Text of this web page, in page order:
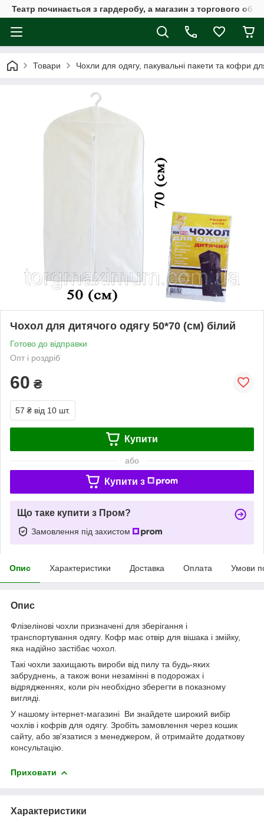
Театр починається з гардеробу, а магазин з торгового
Товари Чохли для одягу, пакувальні пакети та кофри
Чохол для дитячого одягу 50*70 (см) білий
Готово до відправки
Опт і роздріб
60 ₴
57 ₴ від 10 шт.
Купити
або
Купити з
Що таке купити з Пром?
Замовлення під захистом
Опис Характеристики Доставка Оплата Умови
Опис
Флізелінові чохли призначені для зберігання і
транспортування одягу. Кофр має отвір для вішака і змійку,
яка надійно застібає чохол.
Такі чохли захищають вироби від пилу та будь-яких
забруднень, а також вони незамінні в подорожах і
відрядженнях, коли річ необхідно зберегти в показному
вигляді.
У нашому інтернет-магазині Ви знайдете широкий вибір
чохлів і кофрів для одягу. Зробіть замовлення через кошик
сайту, або зв'язатися з менеджером, й отримайте додаткову
консультацію.
Приховати
Характеристики